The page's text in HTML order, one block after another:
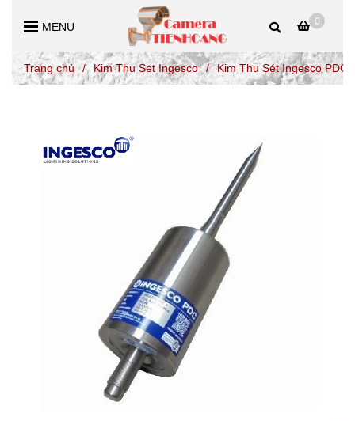
0
MENU
Trang chủ / Kim Thu Set Ingesco / Kim Thu Sét Ingesco PDC